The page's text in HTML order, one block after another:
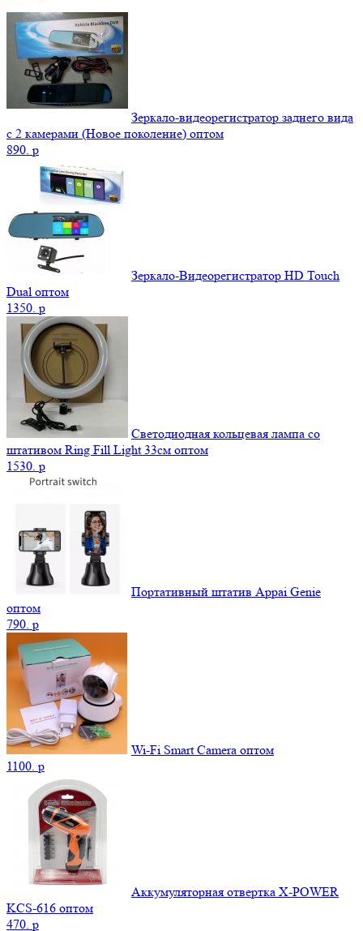
Зеркало-видеорегистратор заднего вида
с 2 камерами (Новое поколение) оптом
890. p
Зеркало-Видеорегистратор HD Touch
Dual оптом
1350. p
Светодиодная кольцевая лампа со
штативом Ring Fill Light 33см оптом
1530. p
Портативный штатив Appai Genie
оптом
790. p
Wi-Fi Smart Camera оптом
1100. p
Аккумуляторная отвертка X-POWER
KCS-616 оптом
470. p